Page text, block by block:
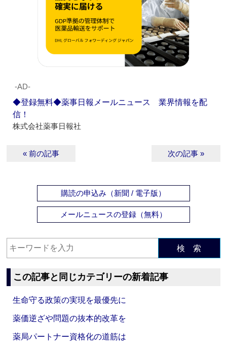
‐AD‐
◆登録無料◆薬事日報メールニュース 業界情報を配
信！
株式会社薬事日報社
« 前の記事 次の記事 »
購読の申込み（新聞 / 電子版）
メールニュースの登録（無料）
検 索
この記事と同じカテゴリーの新着記事
生命守る政策の実現を最優先に
薬価逆ざや問題の抜本的改革を
薬局パートナー資格化の道筋は